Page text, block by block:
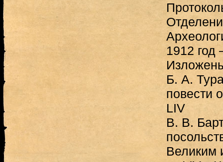
1912
Б. А.
повести
LIV
B. В.
Великим